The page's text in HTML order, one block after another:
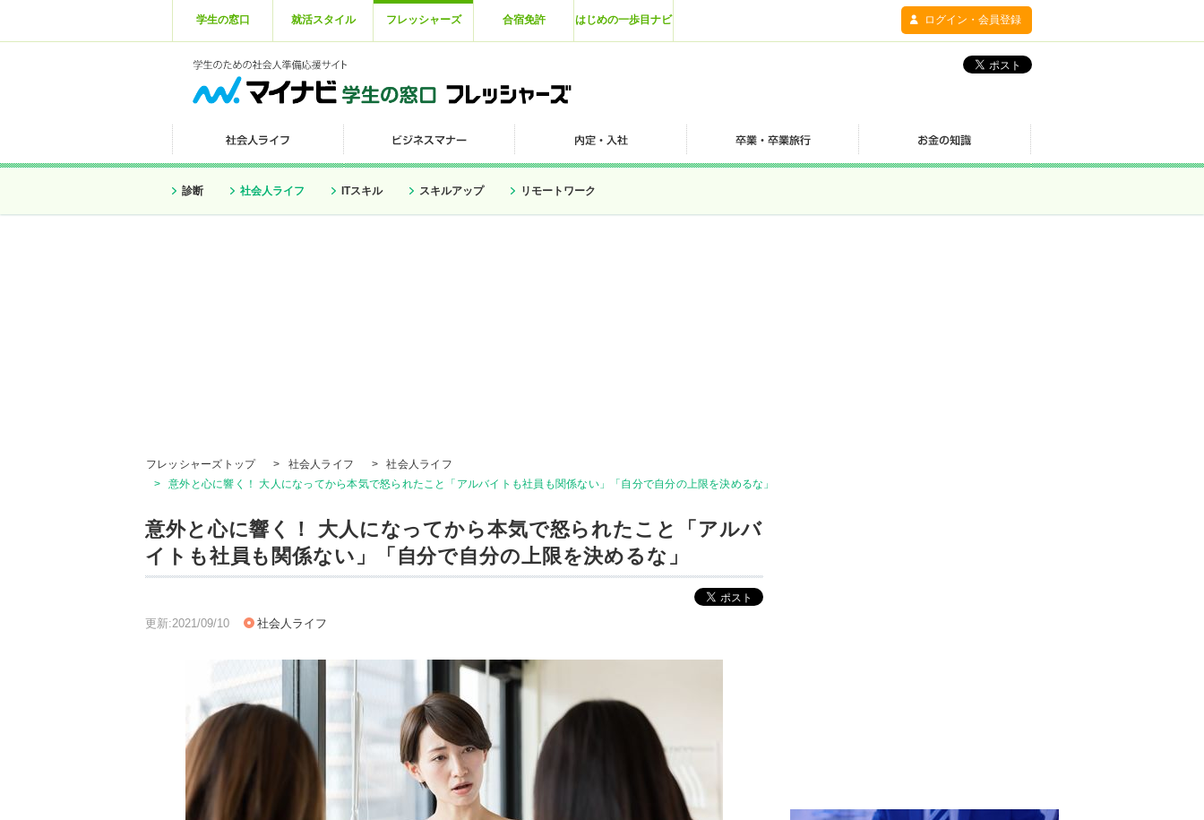
学生の窓口 就活スタイル フレッシャーズ 合宿免許 はじめの一歩目ナビ ログイン・会員登録
診断 社会人ライフ ITスキル スキルアップ リモートワーク
フレッシャーズトップ > 社会人ライフ >
社会人ライフ
>
意外と心に響く！ 大人になってから本気で怒られたこと「アルバイトも社員も関係ない」「自分で自分の上限を決めるな」
意外と心に響く！ 大人になってから本気で怒られたこと「アルバ
イトも社員も関係ない」「自分で自分の上限を決めるな」
更新:2021/09/10 社会人ライフ